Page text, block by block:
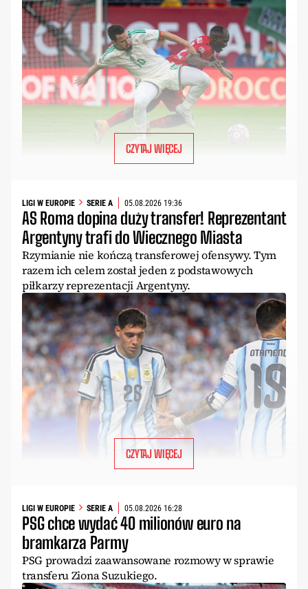
CZYTAJ WIĘCEJ
LIGI W EUROPIE SERIE A 05.08.2026 19:36
AS Roma dopina duży transfer! Reprezentant
Argentyny trafi do Wiecznego Miasta
Rzymianie nie kończą transferowej ofensywy. Tym
razem ich celem został jeden z podstawowych
piłkarzy reprezentacji Argentyny.
CZYTAJ WIĘCEJ
LIGI W EUROPIE SERIE A 05.08.2026 16:28
PSG chce wydać 40 milionów euro na
bramkarza Parmy
PSG prowadzi zaawansowane rozmowy w sprawie
transferu Ziona Suzukiego.